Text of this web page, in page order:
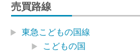
売買路線
東急こどもの国線
こどもの国